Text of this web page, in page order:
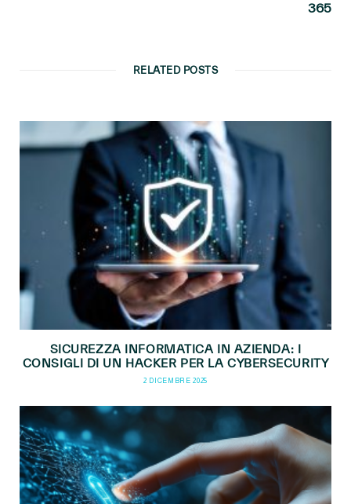
365
RELATED POSTS
SICUREZZA INFORMATICA IN AZIENDA: I
CONSIGLI DI UN HACKER PER LA CYBERSECURITY
2 DICEMBRE 2025